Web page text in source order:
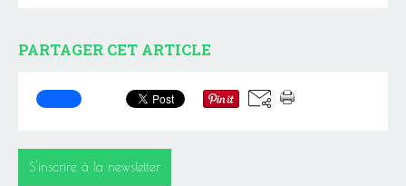
PARTAGER CET ARTICLE
S'inscrire à la newsletter